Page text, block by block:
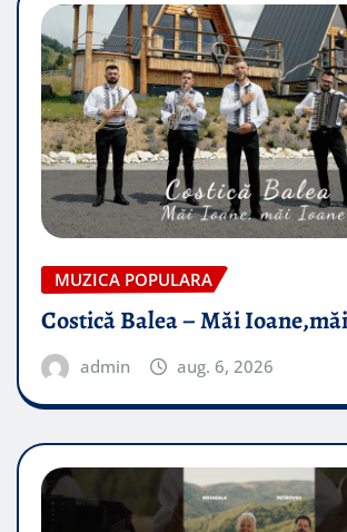
MUZICA POPULARA
Costică Balea – Măi
admin aug. 6, 2026